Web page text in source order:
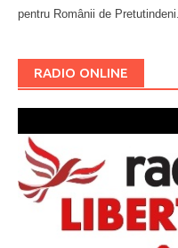
pentru Românii de Pretutindeni.
RADIO ONLINE